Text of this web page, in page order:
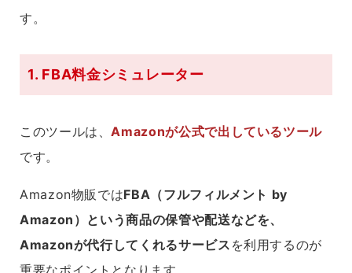
す。
1. FBA料金シミュレーター
このツールは、Amazonが公式で出しているツール
です。
Amazon物販ではFBA（フルフィルメント by
Amazon）という商品の保管や配送などを、
Amazonが代行してくれるサービス を利用するのが
重要なポイントとなります。